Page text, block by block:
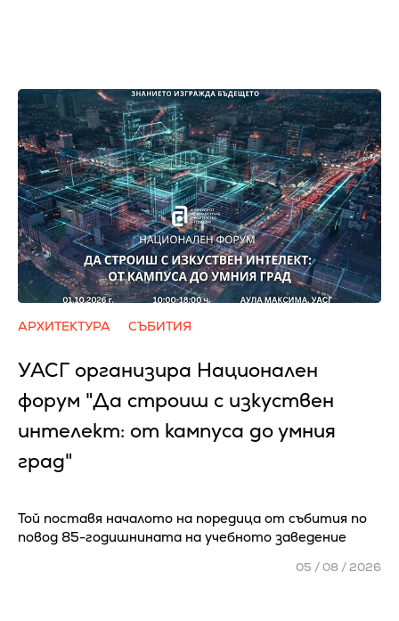
АРХИТЕКТУРА СЪБИТИЯ
УАСГ организира Национален
форум "Да строиш с изкуствен
интелект: от кампуса до умния
град"
Той поставя началото на поредица от събития по
повод 85-годишнината на учебното заведение
05 / 08 / 2026